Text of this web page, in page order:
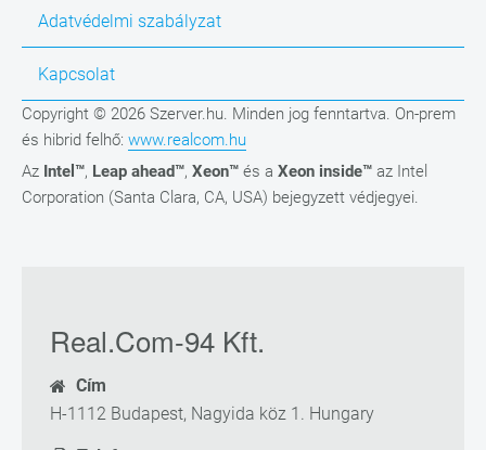
Adatvédelmi szabályzat
Kapcsolat
Copyright © 2026 Szerver.hu. Minden jog fenntartva. On-prem
és hibrid felhő: www.realcom.hu
Az Intel™, Leap ahead™, Xeon™ és a Xeon inside™ az Intel
Corporation (Santa Clara, CA, USA) bejegyzett védjegyei.
Real.Com-94 Kft.
Cím
H-1112 Budapest, Nagyida köz 1. Hungary